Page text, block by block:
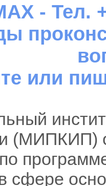
- Тел.
или
(МИПКИП)
сфере